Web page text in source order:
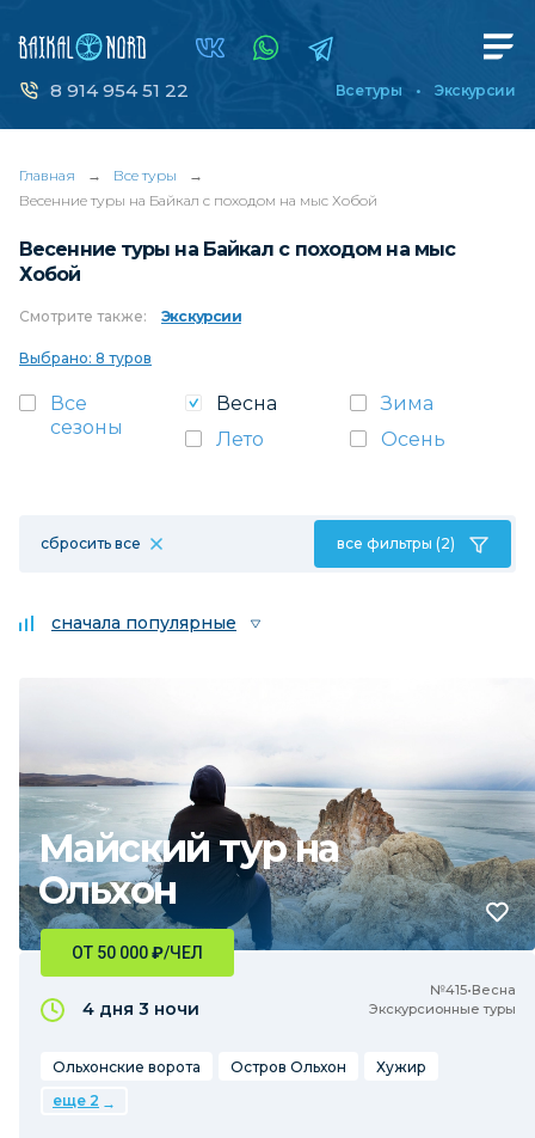
8 914 954 51 22 Все туры Экскурсии
Главная → Все туры
→
Весенние туры на Байкал с походом на мыс Хобой
Весенние туры на Байкал с походом на мыс
Хобой
Смотрите также: Экскурсии
Выбрано: 8 туров
Все
сезоны
Весна
Зима
Лето
Осень
сбросить все все фильтры (2)
сначала популярные
Майский тур на
Ольхон
№415•Весна
Экскурсионные туры
ОТ 50 000₽/ЧЕЛ
4 дня 3 ночи
Ольхонские ворота Остров Ольхон
Хужир
еще 2